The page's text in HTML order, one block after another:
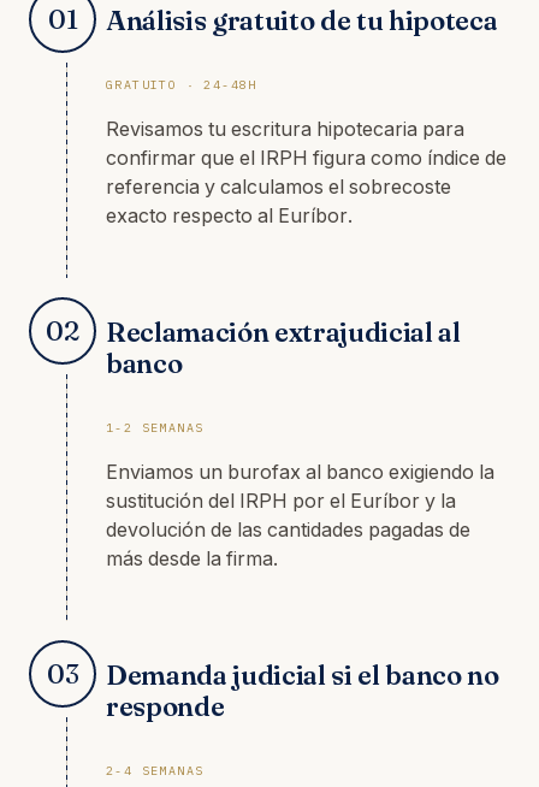
01 Análisis gratuito de tu hipoteca
GRATUITO · 24-48H
Revisamos tu escritura hipotecaria para
confirmar que el IRPH figura como índice de
referencia y calculamos el sobrecoste
exacto respecto al Euríbor.
02
Reclamación extrajudicial al
banco
1-2 SEMANAS
Enviamos un burofax al banco exigiendo la
sustitución del IRPH por el Euríbor y la
devolución de las cantidades pagadas de
más desde la firma.
03
Demanda judicial si el banco no
responde
2-4 SEMANAS